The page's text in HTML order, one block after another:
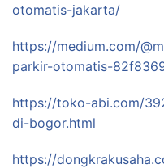
otomatis-jakarta/
https://medium.com/
parkir-otomatis-
https://toko-abi.com/
di-bogor.html
https://